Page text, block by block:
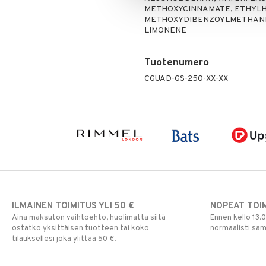
METHOXYCINNAMATE,
LIMONENE
Tuotenumero
CGUAD-GS-250-XX-XX
ILMAINEN TOIMITUS YLI 50 €
Aina maksuton vaihtoehto, huolimatta siitä
ostatko yksittäisen tuotteen tai koko
tilauksellesi joka ylittää 50 €.
NOPEAT
Ennen kello
normaalisti